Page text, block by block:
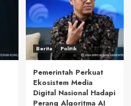
Berita Politik
Pemerintah Perkuat
Ekosistem Media
Digital Nasional Hadapi
Perang Algoritma AI